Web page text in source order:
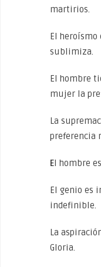
martirios.
El
sublimiza.
El hombre
mujer la
La
preferencia
El hombre
El genio es
indefinible.
La
Gloria.